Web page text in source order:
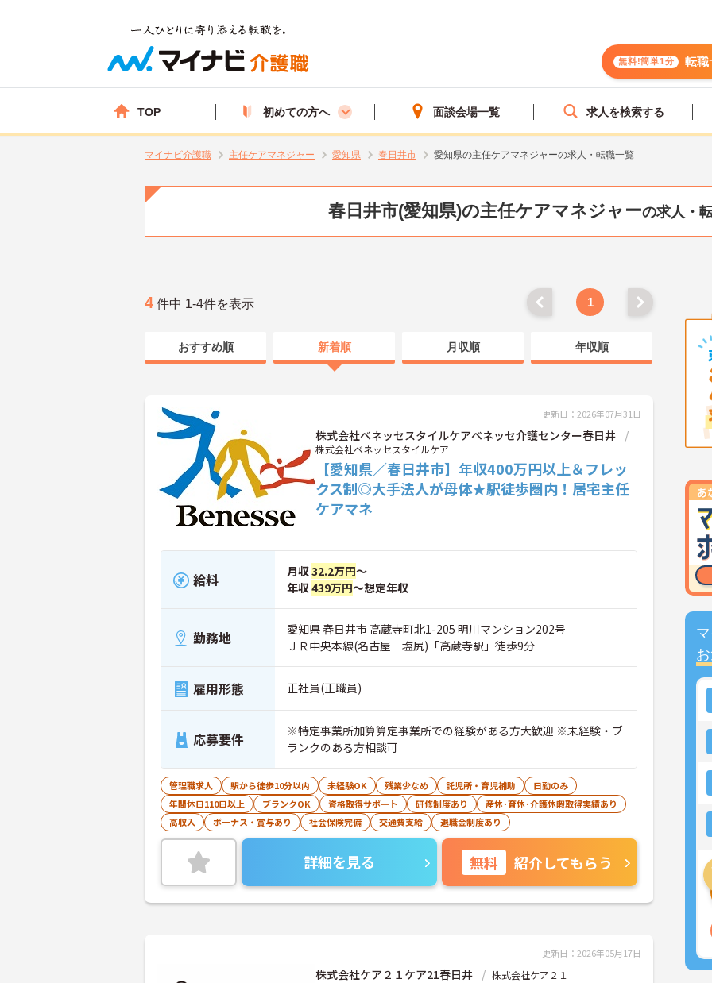
無料!簡単1分 転職
TOP 初めての方へ 面談会場一覧 求人を検索する
マイナビ介護職 主任ケアマネジャー 愛知県 春日井市 愛知県の主任ケアマネジャーの求人・転職一覧
春日井市(愛知県)の主任ケアマネジャーの求人・
4 件中 1-4件を表示 1
おすすめ順 新着順 月収順 年収順
更新日：2026年07月31日
株式会社ベネッセスタイルケアベネッセ介護センター春日井
株式会社ベネッセスタイルケア
【愛知県／春日井市】年収400万円以上＆フレッ
クス制◎大手法人が母体★駅徒歩圏内！居宅主任
ケアマネ
給料 月収32.2万円～
年収439万円～想定年収
勤務地
愛知県 春日井市 高蔵寺町北1-205 明川マンション202号
ＪＲ中央本線(名古屋－塩尻)「高蔵寺駅」徒歩9分
雇用形態 正社員(正職員)
応募要件
※特定事業所加算算定事業所での経験がある方大歓迎 ※未経験・ブ
ランクのある方相談可
管理職求人 駅から徒歩10分以内 未経験OK 残業少なめ 託児所・育児補助
日勤のみ
年間休日110日以上
ブランクOK 資格取得サポート 研修制度あり
産休･育休･介護休暇取得実績あり
高収入
ボーナス・賞与あり 社会保険完備 交通費支給 退職金制度あり
詳細を見る 無料 紹介してもらう
更新日：2026年05月17日
株式会社ケア２１ケア21春日井 株式会社ケア２１